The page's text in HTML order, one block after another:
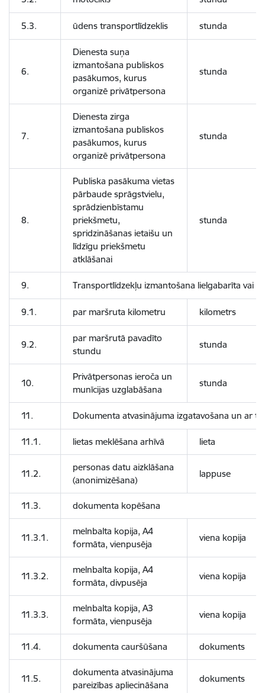
5.3. ūdens transportlīdzeklis stunda
6.
Dienesta suņa
izmantošana publiskos
pasākumos, kurus
organizē privātpersona
stunda
7.
Dienesta zirga
izmantošana publiskos
pasākumos, kurus
organizē privātpersona
stunda
8.
Publiska pasākuma vietas
pārbaude sprāgstvielu,
sprādzienbīstamu
priekšmetu,
spridzināšanas ietaišu un
līdzīgu priekšmetu
atklāšanai
stunda
9. Transportlīdzekļu izmantošana lielgabarīta vai
9.1. par maršruta kilometru kilometrs
9.2.
par maršrutā pavadīto
stundu
stunda
10.
Privātpersonas ieroča un
munīcijas uzglabāšana
stunda
11. Dokumenta atvasinājuma izgatavošana un ar
11.1. lietas meklēšana arhīvā lieta
11.2.
personas datu aizklāšana
(anonimizēšana)
lappuse
11.3. dokumenta kopēšana
11.3.1.
melnbalta kopija, A4
formāta, vienpusēja
viena kopija
11.3.2.
melnbalta kopija, A4
formāta, divpusēja
viena kopija
11.3.3.
melnbalta kopija, A3
formāta, vienpusēja
viena kopija
11.4. dokumenta cauršūšana dokuments
11.5.
dokumenta atvasinājuma
pareizības apliecināšana
dokuments